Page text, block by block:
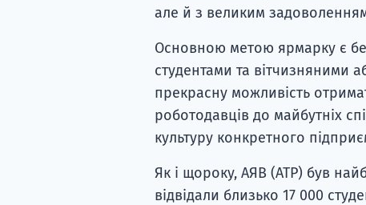
але й з великим
Основною метою ярмарку є
студентами та вітчизняними
прекрасну можливість
роботодавців до майбутніх
культуру конкретного
Як і щороку, АЯВ (ATP) був
відвідали близько 17 000